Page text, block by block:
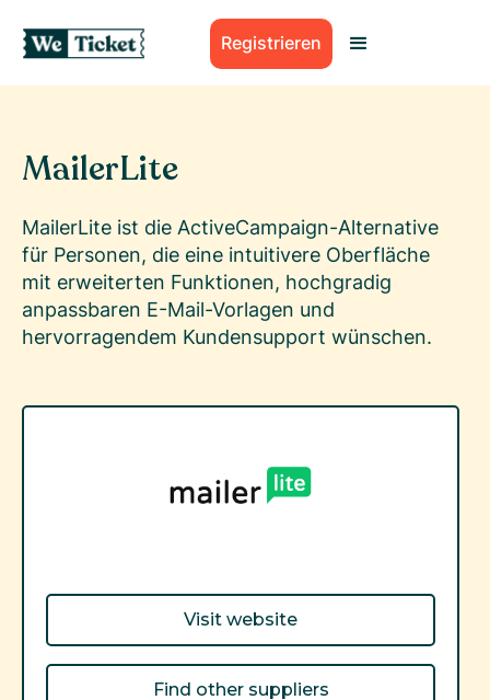
Registrieren
MailerLite
MailerLite ist die ActiveCampaign-Alternative
für Personen, die eine intuitivere Oberfläche
mit erweiterten Funktionen, hochgradig
anpassbaren E-Mail-Vorlagen und
hervorragendem Kundensupport wünschen.
Visit website
Find other suppliers